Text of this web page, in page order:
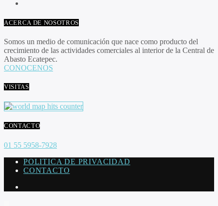
ACERCA DE NOSOTROS
Somos un medio de comunicación que nace como producto del
crecimiento de las actividades comerciales al interior de la Central de
Abasto Ecatepec.
CONOCENOS
VISITAS
CONTACTO
01 55 5958-7928
POLITICA DE PRIVACIDAD
CONTACTO